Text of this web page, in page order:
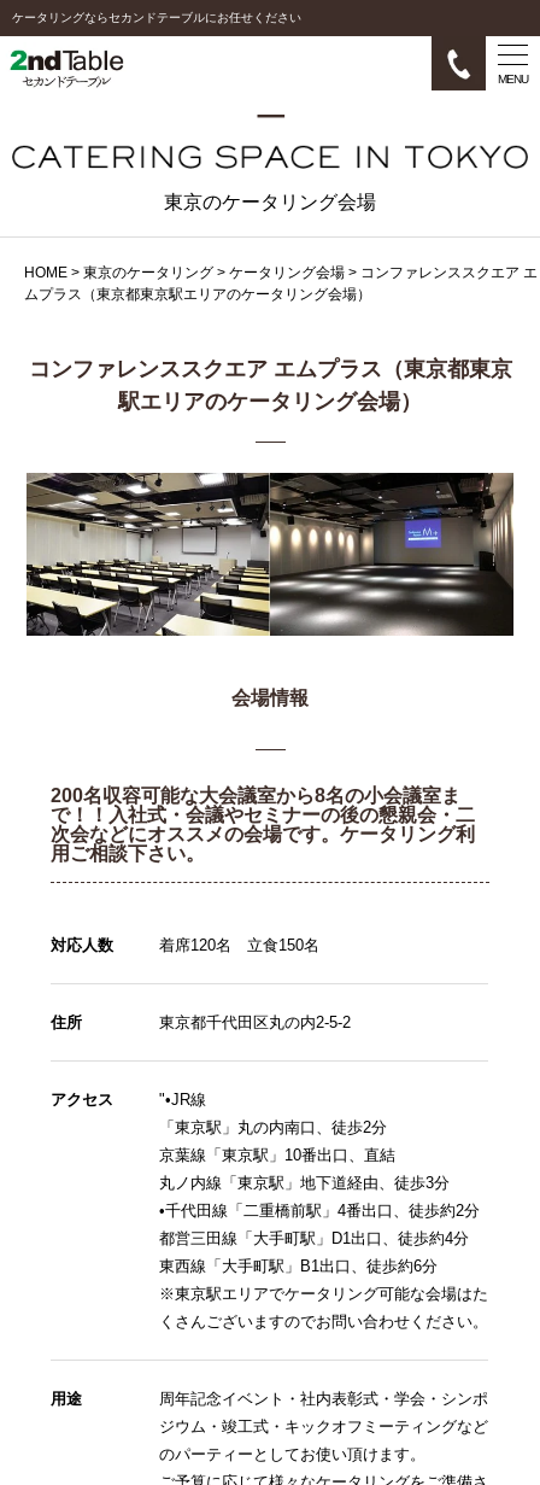
ケータリングならセカンドテーブルにお任せください
MENU
東京のケータリング会場
HOME > 東京のケータリング > ケータリング会場 > コンファレンススクエア エ
ムプラス（東京都東京駅エリアのケータリング会場）
コンファレンススクエア エムプラス（東京都東京
駅エリアのケータリング会場）
会場情報
200名収容可能な大会議室から8名の小会議室ま
で！！入社式・会議やセミナーの後の懇親会・二
次会などにオススメの会場です。ケータリング利
用ご相談下さい。
対応人数 着席120名 立食150名
住所 東京都千代田区丸の内2-5-2
アクセス
"•JR線
「東京駅」丸の内南口、徒歩2分
京葉線「東京駅」10番出口、直結
丸ノ内線「東京駅」地下道経由、徒歩3分
•千代田線「二重橋前駅」4番出口、徒歩約2分
都営三田線「大手町駅」D1出口、徒歩約4分
東西線「大手町駅」B1出口、徒歩約6分
※東京駅エリアでケータリング可能な会場はた
くさんございますのでお問い合わせください。
用途
周年記念イベント・社内表彰式・学会・シンポ
ジウム・竣工式・キックオフミーティングなど
のパーティーとしてお使い頂けます。